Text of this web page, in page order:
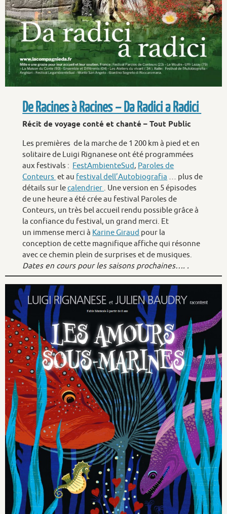
De Racines à Racines – Da Radici a Radici
Récit de voyage conté et chanté – Tout Public
Les premières de la marche de 1 200 km à pied et en
solitaire de Luigi Rignanese ont été programmées
aux festivals : FestAmbienteSud, Paroles de
Conteurs et au festival dell’Autobiografia … plus de
détails sur lecalendrier . Une version en 5 épisodes
de une heure a été crée au festival Paroles de
Conteurs, un très bel accueil rendu possible grâce à
la confiance du festival, un grand merci. Et
un immense merci à Karine Giraud pour la
conception de cette magnifique affiche qui résonne
avec ce chemin plein de surprises et de musiques.
Dates en cours pour les saisons prochaines…. .